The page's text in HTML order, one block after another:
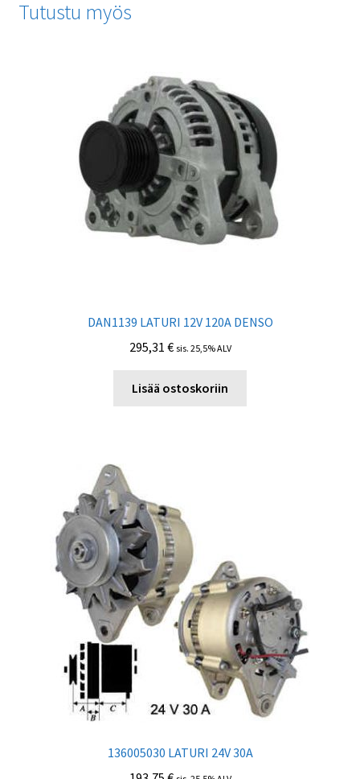
Tutustu myös
DAN1139 LATURI 12V 120А DENSO
295,31 € sis. 25,5% ALV
Lisää ostoskoriin
136005030 LATURI 24V 30A